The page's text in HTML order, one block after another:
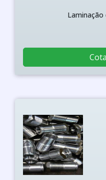
Laminação